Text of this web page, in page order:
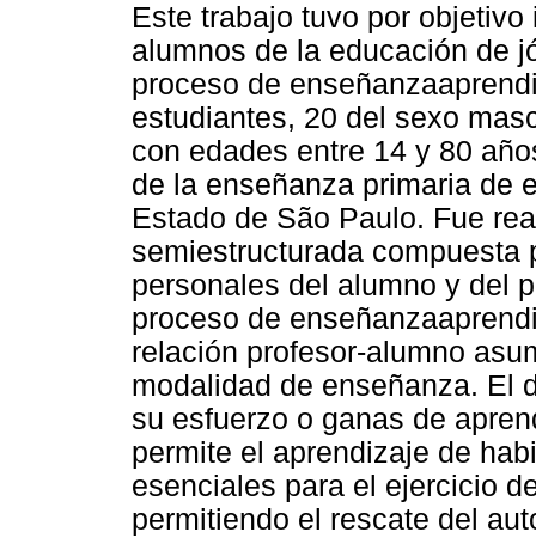
Este trabajo tuvo por
alumnos de la educación de
proceso de
estudiantes, 20 del sexo
con edades entre 14 y 80
de la enseñanza primaria de
Estado de São Paulo. Fue
semiestructurada
personales del alumno y del
proceso de
relación profesor-alumno
modalidad de enseñanza. El
su esfuerzo o ganas de
permite el aprendizaje de
esenciales para el ejercicio
permitiendo el rescate del